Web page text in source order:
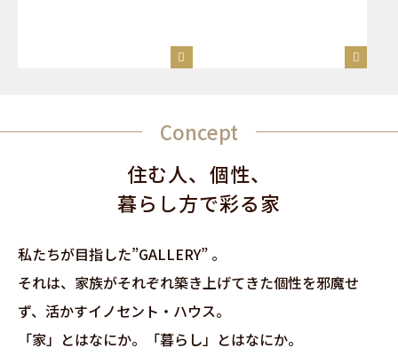
Concept
住む人、個性、
暮らし方で彩る家
私たちが目指した”GALLERY” 。
それは、家族がそれぞれ築き上げてきた個性を邪魔せ
ず、活かすイノセント・ハウス。
「家」とはなにか。「暮らし」とはなにか。